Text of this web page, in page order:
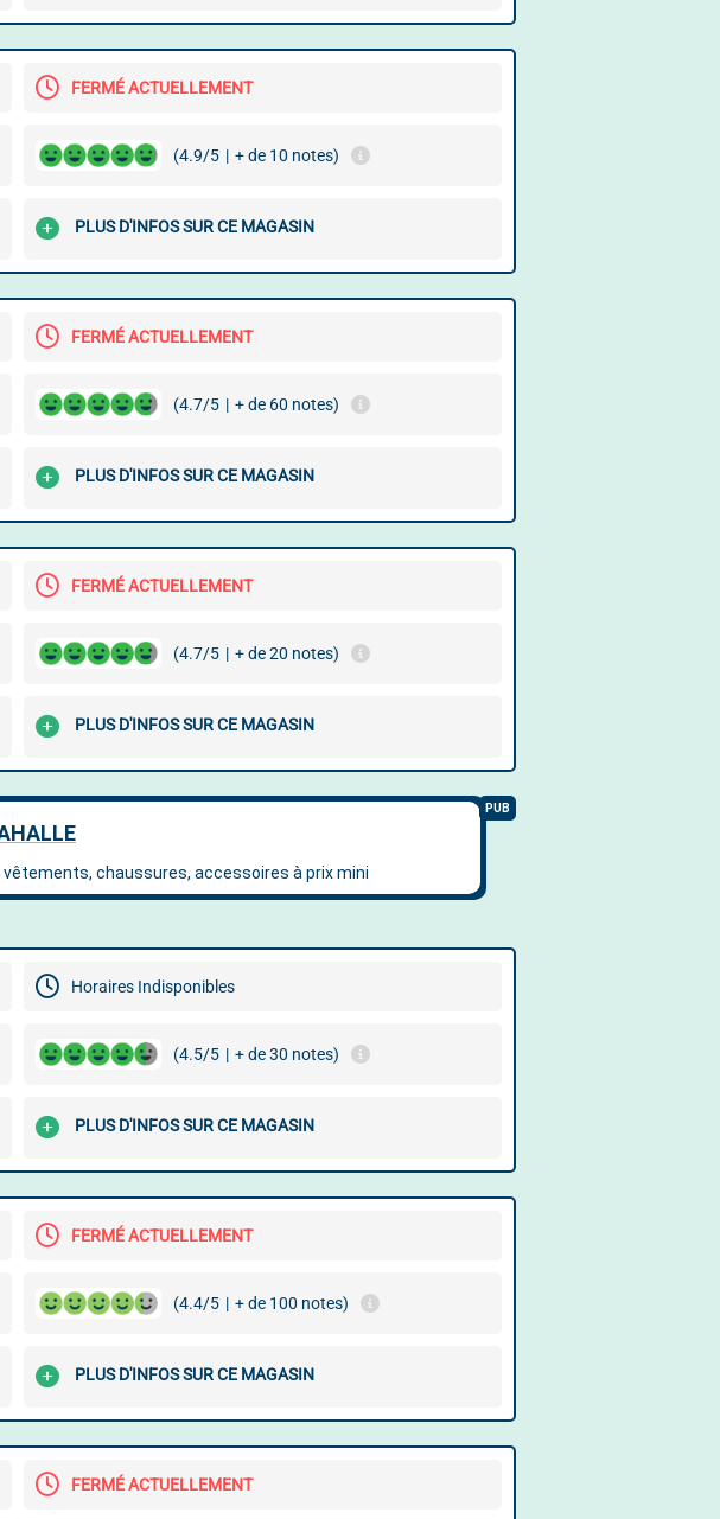
FERMÉ ACTUELLEMENT
(4.9/5 | + de 10 notes)
PLUS D'INFOS SUR CE MAGASIN
FERMÉ ACTUELLEMENT
(4.7/5 | + de 60 notes)
PLUS D'INFOS SUR CE MAGASIN
FERMÉ ACTUELLEMENT
(4.7/5 | + de 20 notes)
PLUS D'INFOS SUR CE MAGASIN
Horaires Indisponibles
(4.5/5 | + de 30 notes)
PLUS D'INFOS SUR CE MAGASIN
FERMÉ ACTUELLEMENT
(4.4/5 | + de 100 notes)
PLUS D'INFOS SUR CE MAGASIN
FERMÉ ACTUELLEMENT